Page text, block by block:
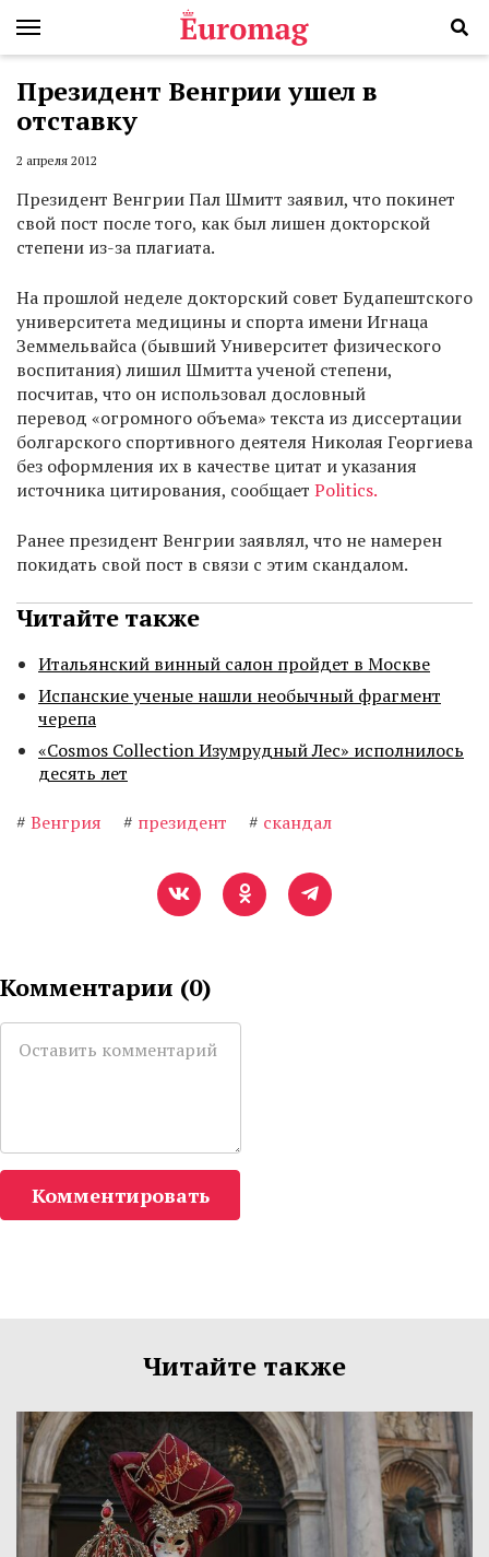
Президент Венгрии ушел в
отставку
2 апреля 2012
Президент Венгрии Пал Шмитт заявил, что покинет
свой пост после того, как был лишен докторской
степени из-за плагиата.
На прошлой неделе докторский совет Будапештского
университета медицины и спорта имени Игнаца
Земмельвайса (бывший Университет физического
воспитания) лишил Шмитта ученой степени,
посчитав, что он использовал дословный
перевод «огромного объема» текста из диссертации
болгарского спортивного деятеля Николая Георгиева
без оформления их в качестве цитат и указания
источника цитирования, сообщает Politics.
Ранее президент Венгрии заявлял, что не намерен
покидать свой пост в связи с этим скандалом.
Читайте также
Итальянский винный салон пройдет в Москве
Испанские ученые нашли необычный фрагмент
черепа
«Cosmos Collection Изумрудный Лес» исполнилось
десять лет
# Венгрия # президент # скандал
Комментарии (0)
Комментировать
Читайте также